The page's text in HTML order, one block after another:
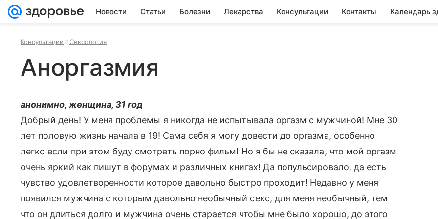
Новости Статьи Болезни Лекарства Консультации Контакты Календарь
Консультации Сексология
Аноргазмия
анонимно, женщина, 31 год
Добрый день! У меня проблемы я никогда не испытывала оргазм с мужчиной! Мне 30
лет половую жизнь начала в 19! Сама себя я могу довести до оргазма, особенно
легко если при этом буду смотреть порно фильм! Но я бы не сказала, что мой оргазм
очень яркий как пишут в форумах и различных книгах! Да попульсировало, да есть
чувство удовлетворенности которое давольно быстро проходит! Недавно у меня
появился мужчина с которым давольно необычный секс, для меня необычный, тем
что он длиться долго и мужчина очень старается чтобы мне было хорошо, до этого